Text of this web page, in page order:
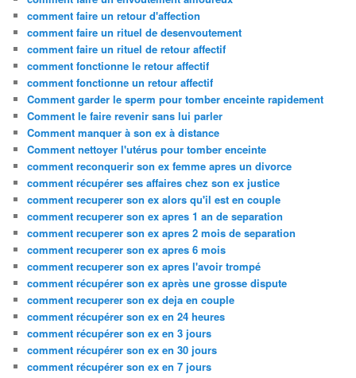
comment faire un retour d'affection
comment faire un rituel de desenvoutement
comment faire un rituel de retour affectif
comment fonctionne le retour affectif
comment fonctionne un retour affectif
Comment garder le sperm pour tomber enceinte rapidement
Comment le faire revenir sans lui parler
Comment manquer à son ex à distance
Comment nettoyer l'utérus pour tomber enceinte
comment reconquerir son ex femme apres un divorce
comment récupérer ses affaires chez son ex justice
comment recuperer son ex alors qu'il est en couple
comment recuperer son ex apres 1 an de separation
comment recuperer son ex apres 2 mois de separation
comment recuperer son ex apres 6 mois
comment recuperer son ex apres l'avoir trompé
comment récupérer son ex après une grosse dispute
comment recuperer son ex deja en couple
comment récupérer son ex en 24 heures
comment récupérer son ex en 3 jours
comment récupérer son ex en 30 jours
comment récupérer son ex en 7 jours